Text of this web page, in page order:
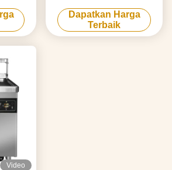
bebas
Pergerakan bebas Bahan
kelas makanan Hibachi Grill
Table
Dapatkan Harga
Terbaik
Video